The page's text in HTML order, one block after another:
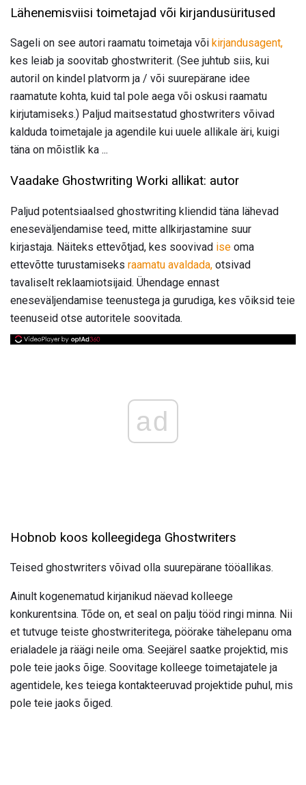
Lähenemisviisi toimetajad või kirjandusüritused
Sageli on see autori raamatu toimetaja või kirjandusagent,
kes leiab ja soovitab ghostwriterit. (See juhtub siis, kui
autoril on kindel platvorm ja / või suurepärane idee
raamatute kohta, kuid tal pole aega või oskusi raamatu
kirjutamiseks.) Paljud maitsestatud ghostwriters võivad
kalduda toimetajale ja agendile kui uuele allikale äri, kuigi
täna on mõistlik ka ...
Vaadake Ghostwriting Worki allikat: autor
Paljud potentsiaalsed ghostwriting kliendid täna lähevad
eneseväljendamise teed, mitte allkirjastamine suur
kirjastaja. Näiteks ettevõtjad, kes soovivad ise oma
ettevõtte turustamiseks raamatu avaldada, otsivad
tavaliselt reklaamiotsijaid. Ühendage ennast
eneseväljendamise teenustega ja gurudiga, kes võiksid teie
teenuseid otse autoritele soovitada.
ad
Hobnob koos kolleegidega Ghostwriters
Teised ghostwriters võivad olla suurepärane tööallikas.
Ainult kogenematud kirjanikud näevad kolleege
konkurentsina. Tõde on, et seal on palju tööd ringi minna. Nii
et tutvuge teiste ghostwriteritega, pöörake tähelepanu oma
erialadele ja räägi neile oma. Seejärel saatke projektid, mis
pole teie jaoks õige. Soovitage kolleege toimetajatele ja
agentidele, kes teiega kontakteeruvad projektide puhul, mis
pole teie jaoks õiged.